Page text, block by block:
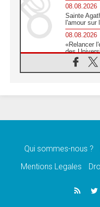
08.08.2026
Sainte
l'amour sur
08.08.2026
«Relancer
des
08.08.2026
Signis
07.08.2026
07.08.2026
de
«La paix
le cardinal
Qui sommes-nous ?
Mentions Legales